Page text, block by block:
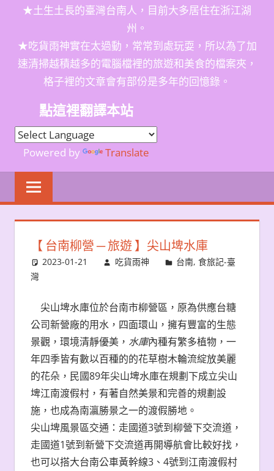
★土生土長的臺灣台南人，目前大多居住在浙江湖
州。
★吃貨雨神實在太過動，常常到處玩耍，所以為了加
速清掃越積越多的電腦檔裡的旅遊和美食的檔案夾，
格子裡的文章會有部份是多年的回憶錄。
點這裡翻譯本站
Powered by Translate
【 台南柳營 ─ 旅遊 】尖山埤水庫
2023-01-21 吃貨雨神 台南,食旅記-臺
灣
尖山埤水庫位於台南市柳營區，原為供應台糖
公司新營廠的用水，四面環山，擁有豐富的生態
景觀，環境清靜優美， 水庫內種有繁多植物，一
年四季皆有數以百種的的花草樹木輪流綻放美麗
的花朵，民國89年尖山埤水庫在規劃下成立尖山
埤江南渡假村，有著自然美景和完善的規劃設
施，也成為南瀛勝景之一的渡假勝地。
尖山埤風景區交通：走國道3號到柳營下交流道，
走國道1號到新營下交流道再開導航會比較好找，
也可以搭大台南公車黃幹線3、4號到江南渡假村